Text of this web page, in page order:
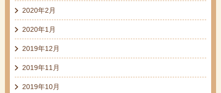
2020年2月
2020年1月
2019年12月
2019年11月
2019年10月